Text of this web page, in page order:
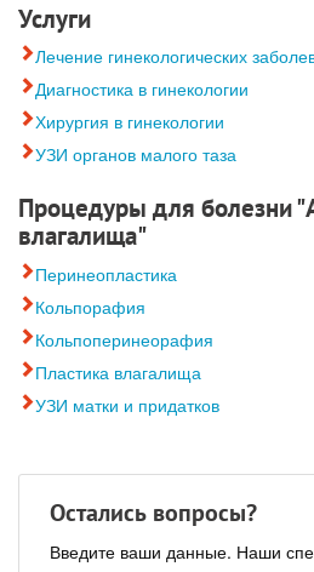
Услуги
Лечение гинекологических
Диагностика в гинекологии
Хирургия в гинекологии
УЗИ органов малого таза
Процедуры для болезни
влагалища"
Перинеопластика
Кольпорафия
Кольпоперинеорафия
Пластика влагалища
УЗИ матки и придатков
Остались вопросы?
Введите ваши данные. Наши